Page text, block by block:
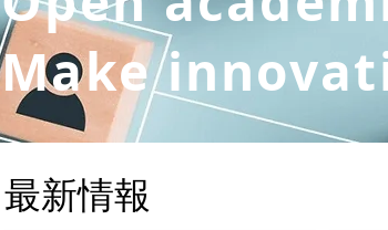
Make
最新情報